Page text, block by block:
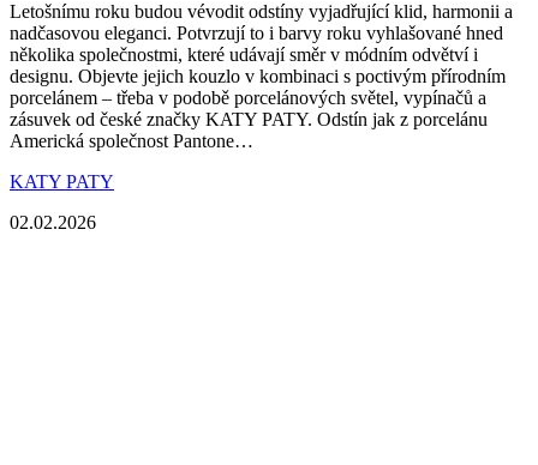
Letošnímu roku budou vévodit odstíny vyjadřující klid, harmonii a
nadčasovou eleganci. Potvrzují to i barvy roku vyhlašované hned
několika společnostmi, které udávají směr v módním odvětví i
designu. Objevte jejich kouzlo v kombinaci s poctivým přírodním
porcelánem – třeba v podobě porcelánových světel, vypínačů a
zásuvek od české značky KATY PATY. Odstín jak z porcelánu
Americká společnost Pantone…
KATY PATY
02.02.2026